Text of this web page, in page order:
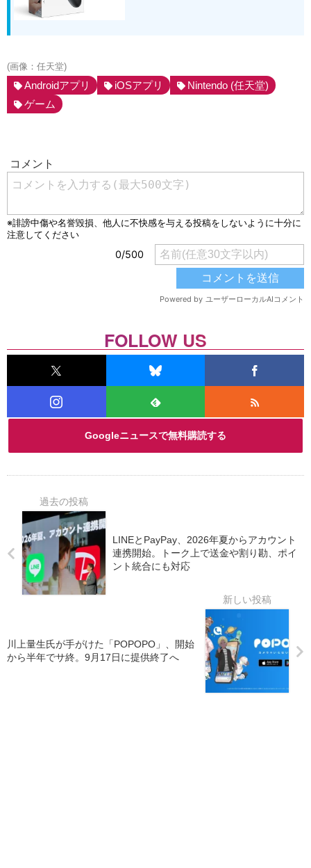
(画像：任天堂)
Androidアプリ iOSアプリ
Nintendo (任天堂)
ゲーム
Googleニュースで無料購読する
FOLLOW US
LINEとPayPay、2026年夏からアカウント
連携開始。トーク上で送金や割り勘、ポイ
ント統合にも対応
川上量生氏が手がけた「POPOPO」、開始
から半年でサ終。9月17日に提供終了へ